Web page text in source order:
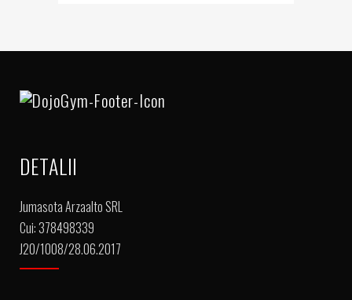
DETALII
Jumasota Arzaalto SRL
Cui: 378498339
J20/1008/28.06.2017